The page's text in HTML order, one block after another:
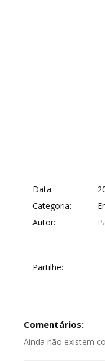
Data:
Categoria:
Autor:
Partilhe:
Comentários:
Ainda não existem